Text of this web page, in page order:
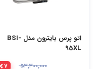
اتو پرس بایترون مدل BSI-
95XL
۵۳,۳۰۰,۰۰۰ ۷